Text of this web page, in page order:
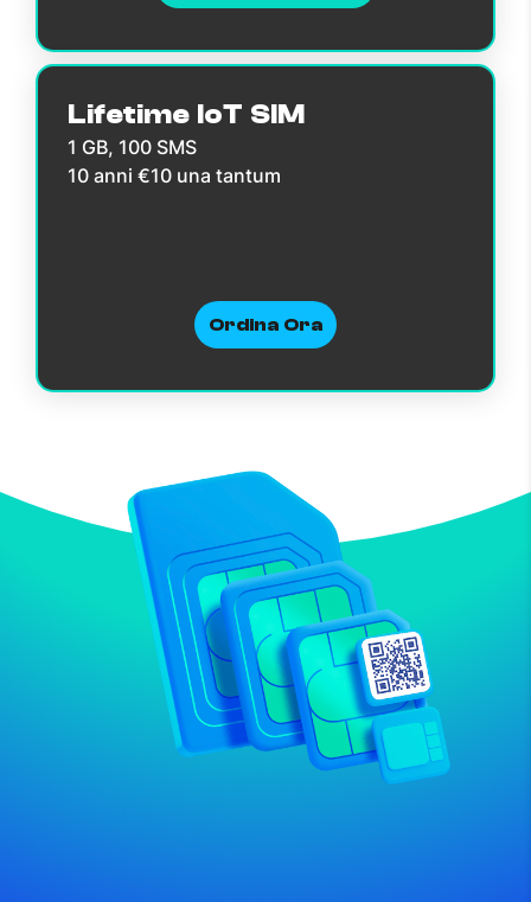
Lifetime IoT SIM
1 GB, 100 SMS
10 anni €10 una tantum
Ordina Ora